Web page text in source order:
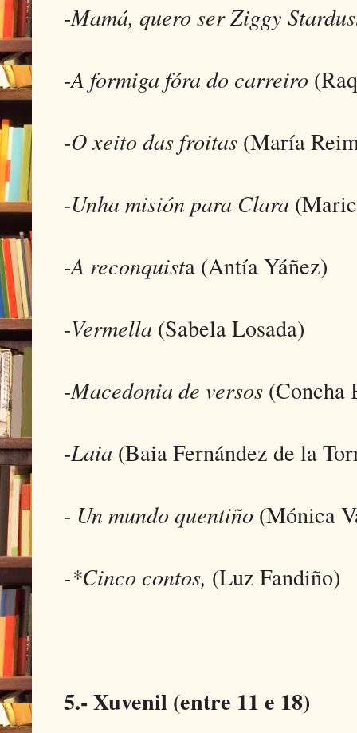
-Mamá, quero ser Ziggy
-A formiga fóra do carreiro
-O xeito das froitas (María
-Unha misión para Clara
-A reconquista (Antía Yáñez)
-Vermella (Sabela Losada)
-Macedonia de versos (Concha
-Laia (Baia Fernández de la
- Un mundo quentiño (Mónica
-*Cinco contos, (Luz Fandiño)
5.- Xuvenil (entre 11 e 18)